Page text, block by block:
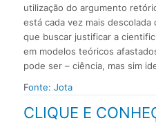
utilização do argumento
está cada vez mais
que buscar justificar a
em modelos teóricos
pode ser – ciência, mas sim
Fonte: Jota
CLIQUE E